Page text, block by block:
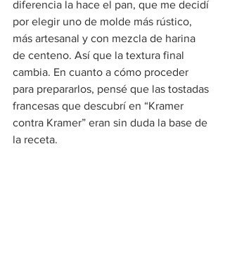
diferencia la hace el pan, que me decidí
por elegir uno de molde más rústico,
más artesanal y con mezcla de harina
de centeno. Así que la textura final
cambia. En cuanto a cómo proceder
para prepararlos, pensé que las tostadas
francesas que descubrí en “Kramer
contra Kramer” eran sin duda la base de
la receta.